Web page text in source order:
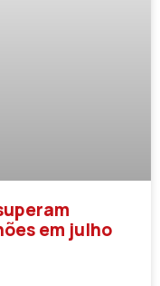
em julho